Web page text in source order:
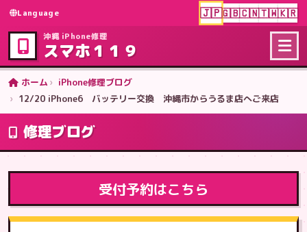
Language 🇯🇵🇬🇧🇨🇳🇹🇼🇰🇷
沖縄 iPhone修理
スマホ１１９
ホーム
iPhone修理ブログ
12/20 iPhone6 バッテリー交換 沖縄市からうるま店へご来店
修理ブログ
受付予約はこちら